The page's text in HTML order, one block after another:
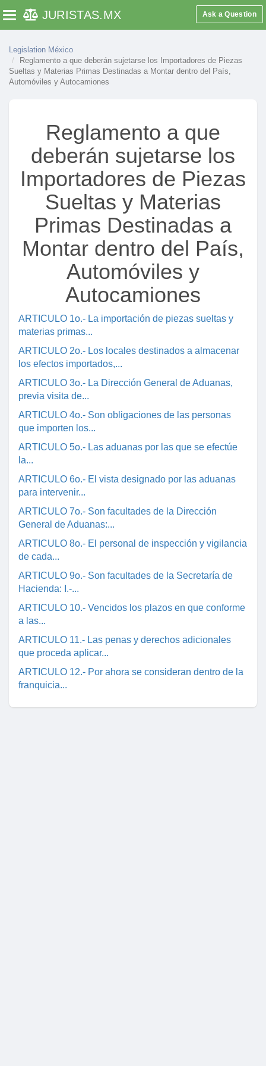
Toggle navigation
JURISTAS.MX Ask a Question
Legislation México
Reglamento a que deberán sujetarse los Importadores de Piezas
Sueltas y Materias Primas Destinadas a Montar dentro del País,
Automóviles y Autocamiones
Reglamento a que
deberán sujetarse los
Importadores de Piezas
Sueltas y Materias
Primas Destinadas a
Montar dentro del País,
Automóviles y
Autocamiones
ARTICULO 1o.- La importación de piezas sueltas y
materias primas...
ARTICULO 2o.- Los locales destinados a almacenar
los efectos importados,...
ARTICULO 3o.- La Dirección General de Aduanas,
previa visita de...
ARTICULO 4o.- Son obligaciones de las personas
que importen los...
ARTICULO 5o.- Las aduanas por las que se efectúe
la...
ARTICULO 6o.- El vista designado por las aduanas
para intervenir...
ARTICULO 7o.- Son facultades de la Dirección
General de Aduanas:...
ARTICULO 8o.- El personal de inspección y vigilancia
de cada...
ARTICULO 9o.- Son facultades de la Secretaría de
Hacienda: I.-...
ARTICULO 10.- Vencidos los plazos en que conforme
a las...
ARTICULO 11.- Las penas y derechos adicionales
que proceda aplicar...
ARTICULO 12.- Por ahora se consideran dentro de la
franquicia...